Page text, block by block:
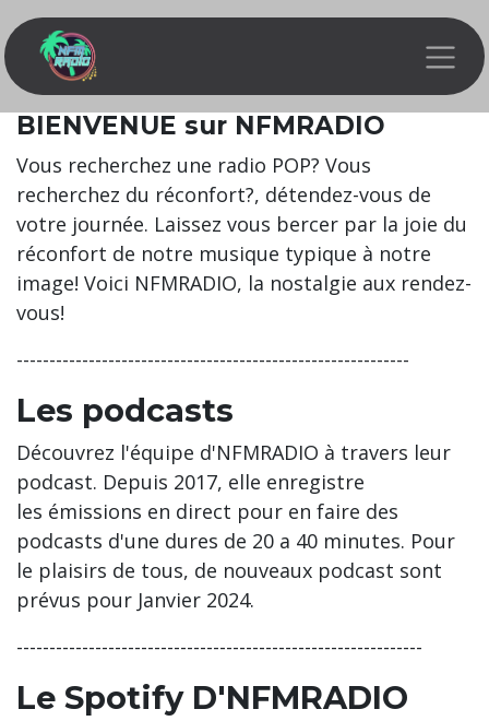
Se rendre au contenu
BIENVENUE sur NFMRADIO
Vous recherchez une radio POP? Vous
recherchez du réconfort?, détendez-vous de
votre journée. Laissez vous bercer par la joie du
réconfort de notre musique typique à notre
image! Voici NFMRADIO, la nostalgie aux rendez-
vous!
------------------------------------------------------------
Les podcasts
Découvrez l'équipe d'NFMRADIO à travers leur
podcast. Depuis 2017, elle enregistre
les émissions en direct pour en faire des
podcasts d'une dures de 20 a 40 minutes. Pour
le plaisirs de tous, de nouveaux podcast sont
prévus pour Janvier 2024.
--------------------------------------------------------------
Le Spotify D'NFMRADIO